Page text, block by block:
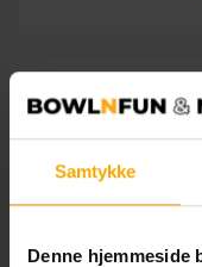
Samtykke
Denne hjemmeside